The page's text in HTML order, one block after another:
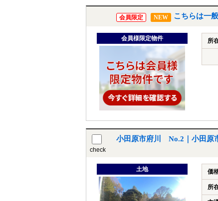
会員限定 NEW こちらは一
会員様限定物件 所
check
小田原市府川 No.2｜小田原
土地 価
所